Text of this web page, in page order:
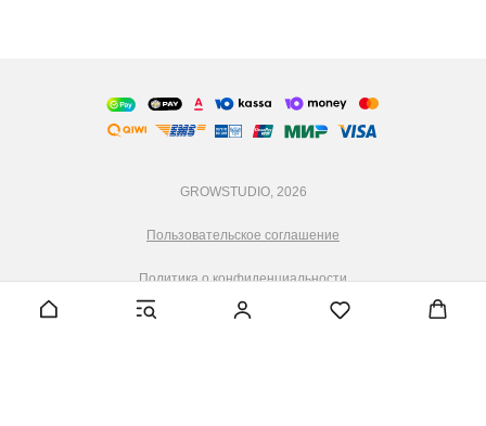
GROWSTUDIO, 2026
Пользовательское соглашение
Политика о конфиденциальности